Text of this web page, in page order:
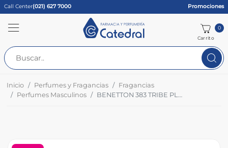
Call Center(021) 627 7000 Promociones
Carrito
0
Inicio Perfumes y Fragancias
Fragancias
Perfumes Masculinos
BENETTON 383 TRIBE PLAY Fco x 100 ML